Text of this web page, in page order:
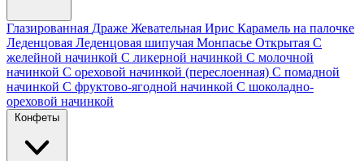
Глазированная Драже Жевательная Ирис Карамель на палочке
Леденцовая Леденцовая шипучая Монпасье Открытая С
желейной начинкой С ликерной начинкой С молочной
начинкой С ореховой начинкой (переслоенная) С помадной
начинкой С фруктово-ягодной начинкой С шоколадно-
ореховой начинкой
Конфеты